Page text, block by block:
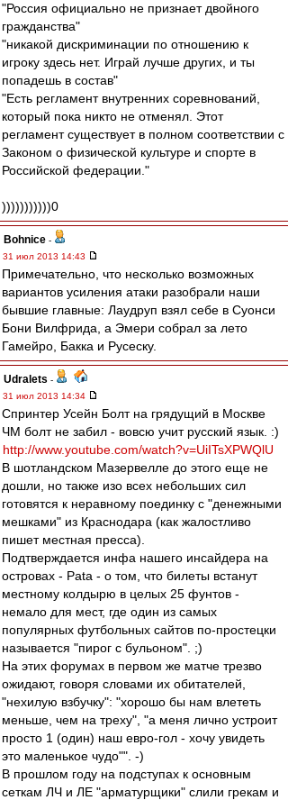
"Россия официально не признает двойного
гражданства"
"никакой дискриминации по отношению к
игроку здесь нет. Играй лучше других, и ты
попадешь в состав"
"Есть регламент внутренних соревнований,
который пока никто не отменял. Этот
регламент существует в полном соответствии с
Законом о физической культуре и спорте в
Российской федерации."
)))))))))))0
Bohnice -
31 июл 2013 14:43
Примечательно, что несколько возможных
вариантов усиления атаки разобрали наши
бывшие главные: Лаудруп взял себе в Суонси
Бони Вилфрида, а Эмери собрал за лето
Гамейро, Бакка и Русеску.
Udralets -
31 июл 2013 14:34
Спринтер Усейн Болт на грядущий в Москве
ЧМ болт не забил - вовсю учит русский язык. :)
http://www.youtube.com/watch?v=UiITsXPWQlU
В шотландском Мазервелле до этого еще не
дошли, но также изо всех небольших сил
готовятся к неравному поединку с "денежными
мешками" из Краснодара (как жалостливо
пишет местная пресса).
Подтверждается инфа нашего инсайдера на
островах - Pata - о том, что билеты встанут
местному колдырю в целых 25 фунтов -
немало для мест, где один из самых
популярных футбольных сайтов по-простецки
называется "пирог с бульоном". ;)
На этих форумах в первом же матче трезво
ожидают, говоря словами их обитателей,
"нехилую взбучку": "хорошо бы нам влететь
меньше, чем на треху", "а меня лично устроит
просто 1 (один) наш евро-гол - хочу увидеть
это маленькое чудо"". -)
В прошлом году на подступах к основным
сеткам ЛЧ и ЛЕ "арматурщики" слили грекам и